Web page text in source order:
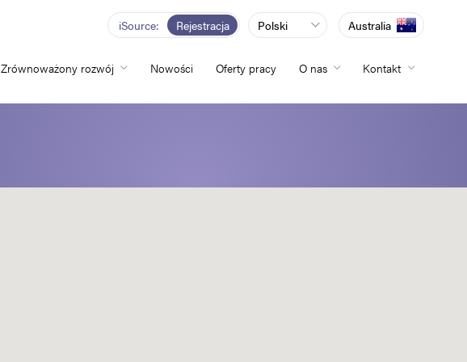
iSource Rejestracja Polski Australia
Zrównoważony rozwój Nowości Oferty pracy O nas Kontakt